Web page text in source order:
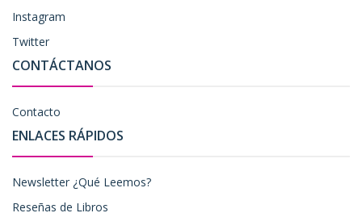
Instagram
Twitter
CONTÁCTANOS
Contacto
ENLACES RÁPIDOS
Newsletter ¿Qué Leemos?
Reseñas de Libros